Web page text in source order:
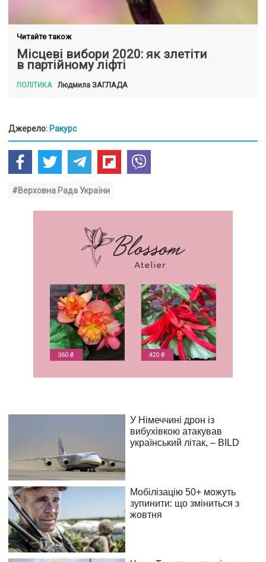
Читайте також
Місцеві вибори 2020: як злетіти
в партійному ліфті
ПОЛІТИКА Людмила ЗАГЛАДА
Джерело: Ракурс
#Верховна Рада України